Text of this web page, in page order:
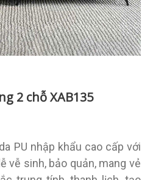
2 chỗ XAB135
PU nhập khẩu cao cấp với
vễ sinh, bảo quản, mang vẻ